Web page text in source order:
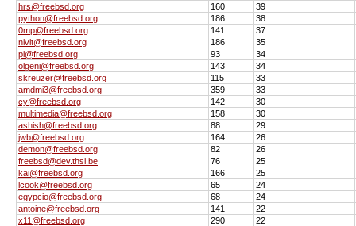
hrs@freebsd.org
160
39
python@freebsd.org
186
38
0mp@freebsd.org
141
37
nivit@freebsd.org
186
35
pi@freebsd.org
93
34
olgeni@freebsd.org
143
34
skreuzer@freebsd.org
115
33
amdmi3@freebsd.org
359
33
cy@freebsd.org
142
30
multimedia@freebsd.org
158
30
ashish@freebsd.org
88
29
jwb@freebsd.org
164
26
demon@freebsd.org
82
26
freebsd@dev.thsi.be
76
25
kai@freebsd.org
166
25
lcook@freebsd.org
65
24
egypcio@freebsd.org
68
24
antoine@freebsd.org
141
22
x11@freebsd.org
290
22